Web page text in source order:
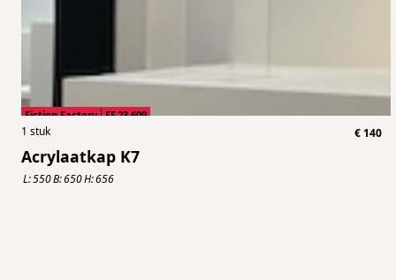
Fiction Factory FF.23.609
1 stuk € 140
Acrylaatkap K7
L:550B:650H:656